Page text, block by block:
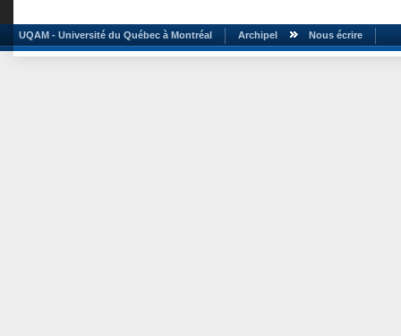
UQAM - Université du Québec à Montréal Archipel Nous écrire